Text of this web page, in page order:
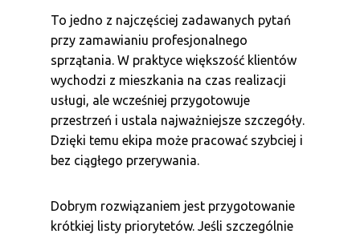
To jedno z najczęściej zadawanych pytań
przy zamawianiu profesjonalnego
sprzątania. W praktyce większość klientów
wychodzi z mieszkania na czas realizacji
usługi, ale wcześniej przygotowuje
przestrzeń i ustala najważniejsze szczegóły.
Dzięki temu ekipa może pracować szybciej i
bez ciągłego przerywania.
Dobrym rozwiązaniem jest przygotowanie
krótkiej listy priorytetów. Jeśli szczególnie